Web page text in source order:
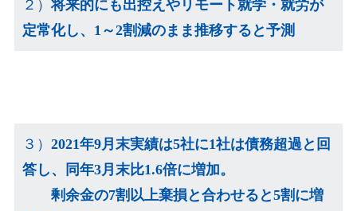
２） 将来的にも出控えやリモート就学・就労が
定常化し、1～2割減のまま推移すると予測
３） 2021年9月末実績は5社に1社は債務超過と回
答し、同年3月末比1.6倍に増加。
剰余金の7割以上棄損と合わせると5割に増